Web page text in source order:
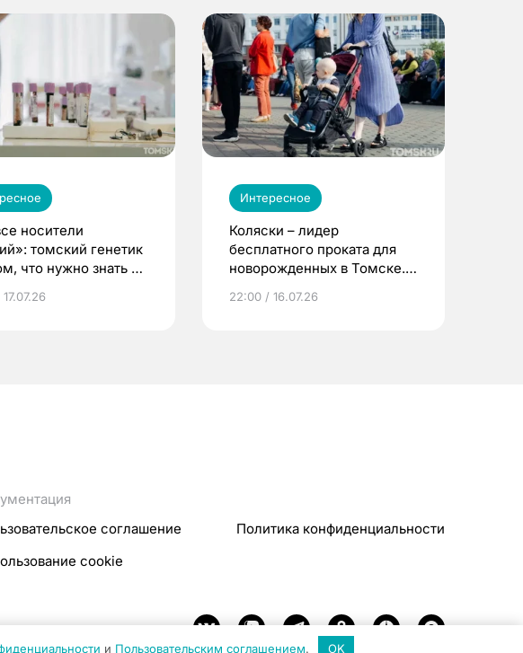
носители
томский генетик
что нужно знать до
Интересное
Коляски – лидер
бесплатного проката для
новорожденных в Томске.
22:00 / 16.07.26
соглашение
Политика конфиденциальности
cookie
и Пользовательским соглашением. OK